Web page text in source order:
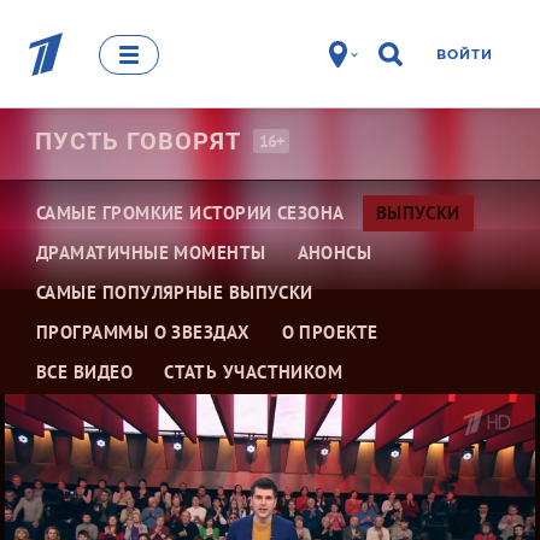
ВОЙТИ
ПУСТЬ ГОВОРЯТ 16+
САМЫЕ ГРОМКИЕ ИСТОРИИ СЕЗОНА
ВЫПУСКИ
ДРАМАТИЧНЫЕ МОМЕНТЫ
АНОНСЫ
САМЫЕ ПОПУЛЯРНЫЕ ВЫПУСКИ
ПРОГРАММЫ О ЗВЕЗДАХ
О ПРОЕКТЕ
ВСЕ ВИДЕО
СТАТЬ УЧАСТНИКОМ